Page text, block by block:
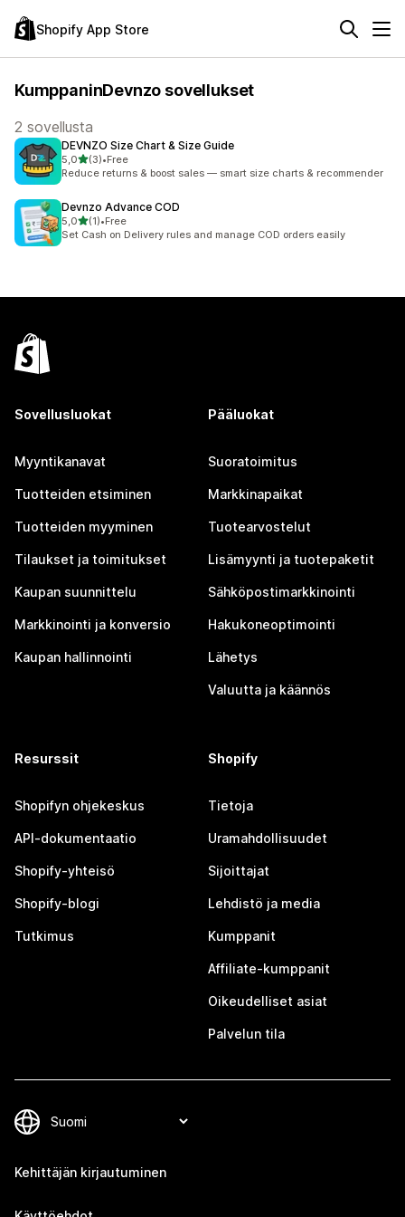
Shopify App Store
KumppaninDevnzo sovellukset
2 sovellusta
DEVNZO Size Chart & Size Guide
5,0/ 5 tähteä
(3)
3 arvostelua yhteensä
•Free
Reduce returns & boost sales — smart size charts & recommender
Devnzo Advance COD
5,0/ 5 tähteä
(1)
1 arvostelua yhteensä
•Free
Set Cash on Delivery rules and manage COD orders easily
Sovellusluokat
Myyntikanavat
Tuotteiden etsiminen
Tuotteiden myyminen
Tilaukset ja toimitukset
Kaupan suunnittelu
Markkinointi ja konversio
Kaupan hallinnointi
Pääluokat
Suoratoimitus
Markkinapaikat
Tuotearvostelut
Lisämyynti ja tuotepaketit
Sähköpostimarkkinointi
Hakukoneoptimointi
Lähetys
Valuutta ja käännös
Resurssit
Shopifyn ohjekeskus
API-dokumentaatio
Shopify-yhteisö
Shopify-blogi
Tutkimus
Shopify
Tietoja
Uramahdollisuudet
Sijoittajat
Lehdistö ja media
Kumppanit
Affiliate-kumppanit
Oikeudelliset asiat
Palvelun tila
Kehittäjän kirjautuminen